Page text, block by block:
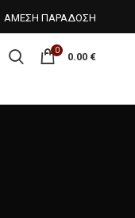
ΑΜΕΣΗ ΠΑΡΑΔΟΣΗ
0 0.00 €